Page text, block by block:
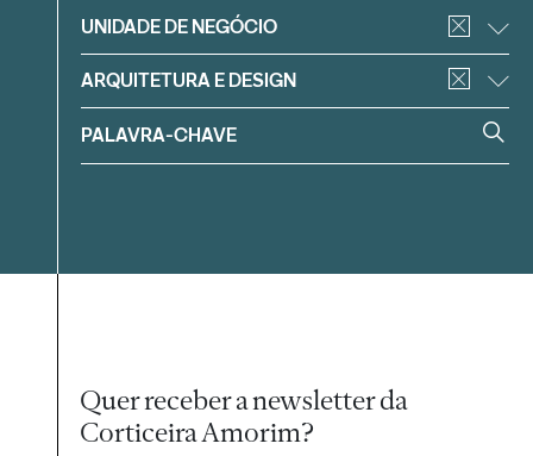
Filtrar
UNIDADE DE NEGÓCIO
ARQUITETURA E DESIGN
Quer receber a newsletter da
Corticeira Amorim?